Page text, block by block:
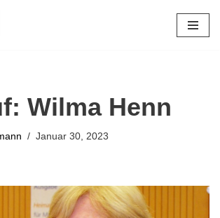
Wilma Henn
Januar 30, 2023